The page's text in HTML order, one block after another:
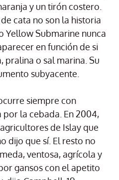
y un tirón costero.
cata no son la historia
Yellow Submarine nunca
en función de si
pralina o sal marina. Su
subyacente.
siempre con
la cebada. En 2004,
de Islay que
dijo que sí. El resto no
ventosa, agrícola y
gansos con el apetito